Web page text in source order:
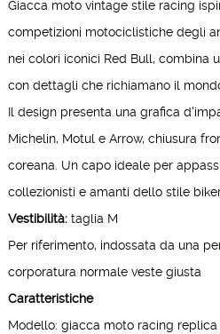
Giacca moto vintage stile racing
competizioni motociclistiche degli
nei colori iconici Red Bull, combina
con dettagli che richiamano il
Il design presenta una grafica
Michelin, Motul e Arrow, chiusura
coreana. Un capo ideale per
collezionisti e amanti dello stile
Vestibilità:taglia M
Per riferimento, indossata da una
corporatura normale veste giusta
Caratteristiche
Modello: giacca moto racing replica